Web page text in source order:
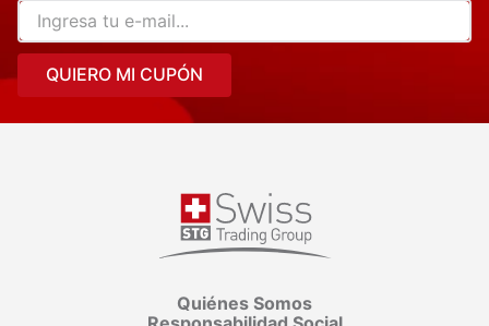
QUIERO MI CUPÓN
Quiénes Somos